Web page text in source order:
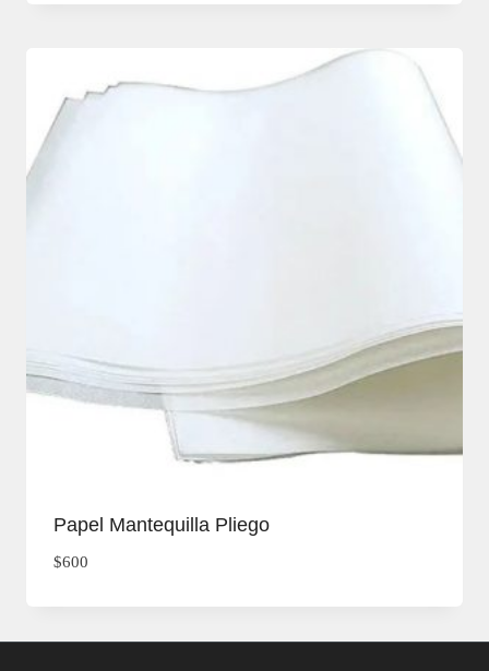
Papel Mantequilla Pliego
$600